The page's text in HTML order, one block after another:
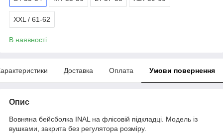
XXL / 61-62
В наявності
Доставка Оплата Умови повернення
Опис
Вовняна бейсболка INAL на флісовій підкладці. Модель із
вушками, закрита без регулятора розміру.